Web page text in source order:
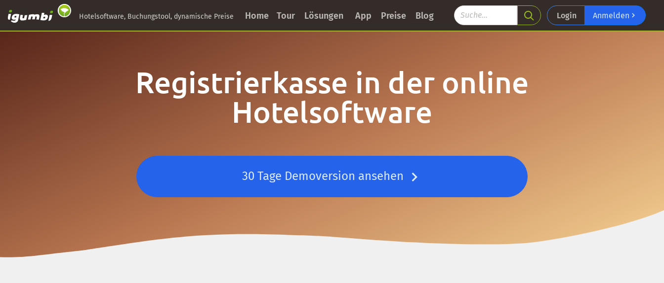
Hotelsoftware, Buchungstool, dynamische Preise Home Tour Lösungen App Preise Blog Login Anmelden
Registrierkasse in der online
Hotelsoftware
30 Tage Demoversion ansehen